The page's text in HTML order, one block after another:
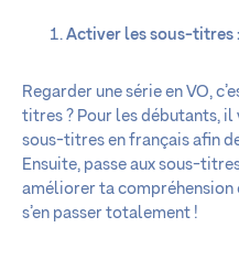
Activer les sous-titres
Regarder une série en VO,
titres ? Pour les débutants, il
sous-titres en français afin
Ensuite, passe aux sous-
améliorer ta compréhension
s’en passer totalement !